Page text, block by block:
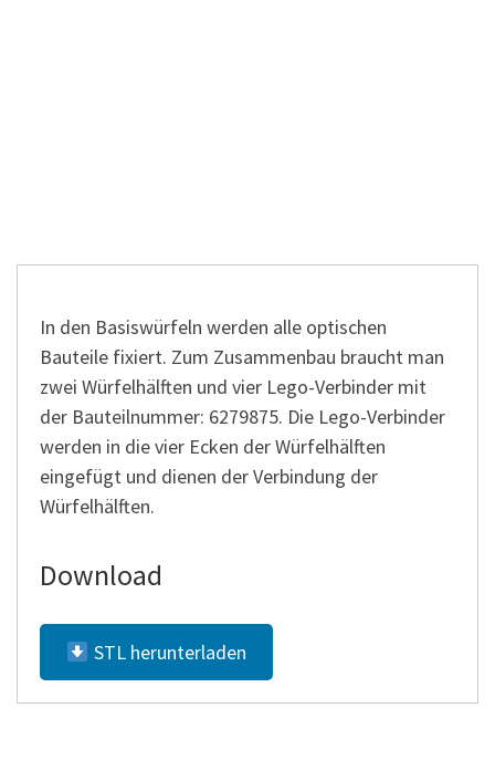
In den Basiswürfeln werden alle optischen
Bauteile fixiert. Zum Zusammenbau braucht man
zwei Würfelhälften und vier Lego-Verbinder mit
der Bauteilnummer: 6279875. Die Lego-Verbinder
werden in die vier Ecken der Würfelhälften
eingefügt und dienen der Verbindung der
Würfelhälften.
Download
STL herunterladen